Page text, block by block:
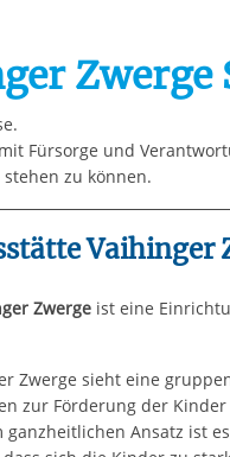
Fürsorge und
zu können.
Vaihinger
Zwergeist eine
Zwerge sieht eine
zur Förderung der Kinder
Ansatz ist